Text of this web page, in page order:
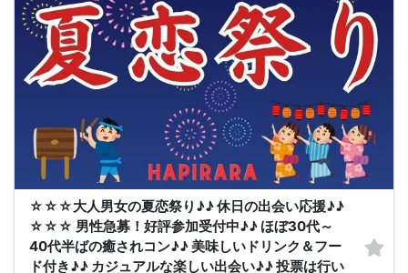
※お申し込み後、即時でお客様のお席を確保しています♪
規定のキャンセルポリシーが適用されます。ご確認の上、お申込み願います。
男女調整・お席の確保等を行っております運営都合上、ご理解をお願いします。
【会場での受付】
10分前より受付♪
【必ずご確認くださいませ】
開催中のマスク着用は任意とさせていただきます。
☆☆☆大人男女の夏恋祭り♪♪ 休日の出会い応援♪♪
☆☆☆ 男性急募！好評参加受付中♪♪ ほぼ30代～
40代半ばの癒されコン♪♪ 美味しいドリンク＆フー
ド付き♪♪ カジュアルな楽しい出会い♪♪ 投票は行い